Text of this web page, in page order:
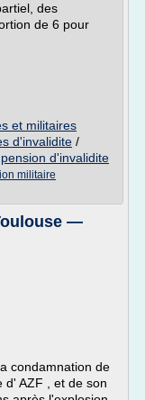
des
de 6 pour
et militaires
d'invalidite /
pension d'invalidite
militaire
—
condamnation de
d' AZF , et de son